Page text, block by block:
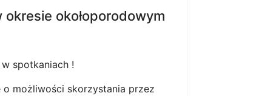
okołoporodowym
spotkaniach !
o możliwości skorzystania przez